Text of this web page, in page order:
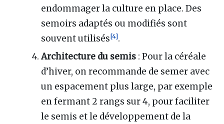
endommager la culture en place. Des
semoirs adaptés ou modifiés sont
souvent utilisés[4].
Architecture du semis : Pour la céréale
d’hiver, on recommande de semer avec
un espacement plus large, par exemple
en fermant 2 rangs sur 4, pour faciliter
le semis et le développement de la